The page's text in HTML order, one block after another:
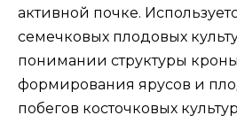
активной почке.
семечковых плодовых
понимании структуры
формирования ярусов и
побегов косточковых